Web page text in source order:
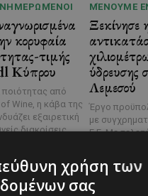
κορυφαία
τιμής
Κύπρου
από
Wine, η κάβα της
εξαιρετική
διακρίσεις
ΜΈΝΟΥΜΕ
Ξεκίνησε
ύδρευσης
Λεμεσού
Έργο
με
Ε.Ε. Με τελετή που
χρήση των
σας